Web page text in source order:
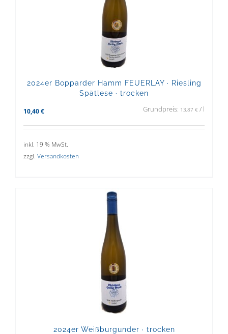
2024er Bopparder Hamm FEUERLAY · Riesling
Spätlese · trocken
10,40 € Grundpreis: 13,87 € / l
inkl. 19 % MwSt.
zzgl. Versandkosten
2024er Weißburgunder · trocken